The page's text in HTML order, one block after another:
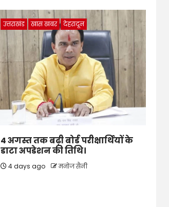
उत्तराखंड खास खबर देहरादून
4 अगस्त तक बढ़ी बोर्ड परीक्षार्थियों के
डाटा अपडेशन की तिथि।
4 days ago मनोज सैनी